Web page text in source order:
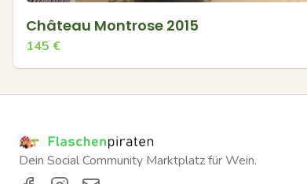
Château Montrose 2015
145 €
Dein Social Community Marktplatz für Wein.